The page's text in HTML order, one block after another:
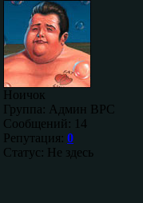
Ноичок
Группа: Админ ВРС
Сообщений: 14
Репутация: 0
Статус: Не здесь